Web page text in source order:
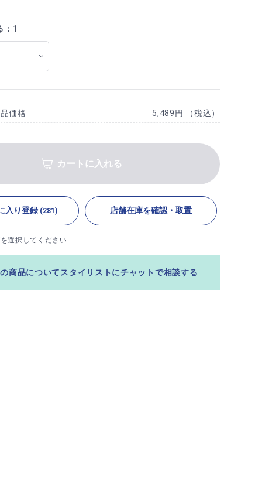
1
価格 5,489円 （税込）
カートに入れる
入り登録 (281) 店舗在庫を確認・取置
選択してください
商品についてスタイリストにチャットで相談する